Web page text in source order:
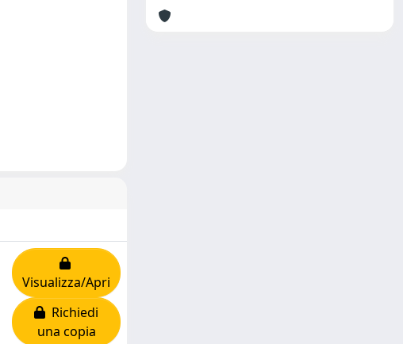
Visualizza/Apri
Richiedi
una copia